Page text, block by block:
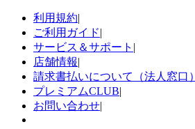
利用規約|
ご利用ガイド|
サービス＆サポート |
店舗情報|
請求書払いについて（法人窓口）
プレミアムCLUB|
お問い合わせ|